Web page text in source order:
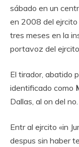
sábado en un
en 2008 del ejrcito
tres meses en la
portavoz del
El tirador, abatido
identificado como
Dallas, al on del no.
Entr al ejrcito «in
despus sin haber